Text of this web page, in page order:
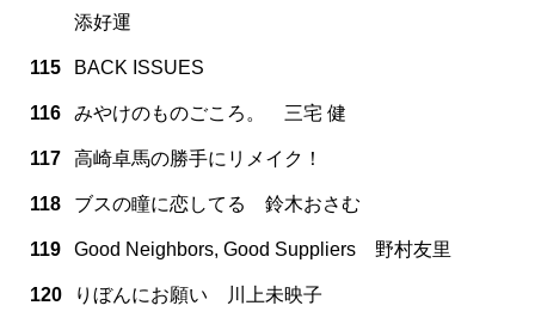
添好運
115 BACK ISSUES
116 みやけのものごころ。 三宅 健
117 高崎卓馬の勝手にリメイク！
118 ブスの瞳に恋してる 鈴木おさむ
119 Good Neighbors, Good Suppliers 野村友里
120 りぼんにお願い 川上未映子